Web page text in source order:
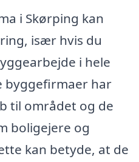
i Skørping kan
især hvis du
i hele
byggefirmaer har
til området og de
boligejere og
kan betyde, at de